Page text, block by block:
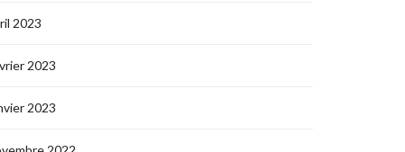
2023
2023
2023